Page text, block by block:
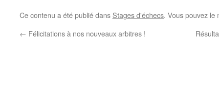
Ce contenu a été publié dans Stages d'échecs. Vous pouvez
← Félicitations à nos nouveaux arbitres !